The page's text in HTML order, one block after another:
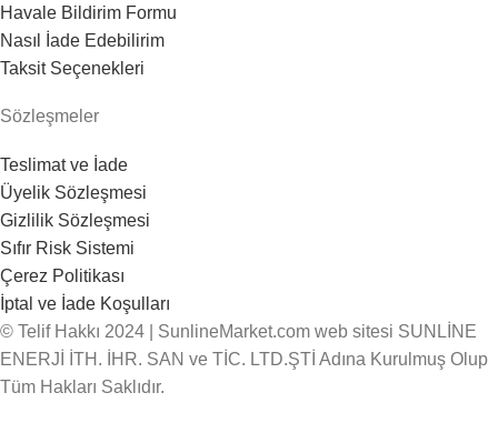
Havale Bildirim Formu
Nasıl İade Edebilirim
Taksit Seçenekleri
Sözleşmeler
Teslimat ve İade
Üyelik Sözleşmesi
Gizlilik Sözleşmesi
Sıfır Risk Sistemi
Çerez Politikası
İptal ve İade Koşulları
© Telif Hakkı 2024 | SunlineMarket.com web sitesi SUNLİNE
ENERJİ İTH. İHR. SAN ve TİC. LTD.ŞTİ Adına Kurulmuş Olup
Tüm Hakları Saklıdır.